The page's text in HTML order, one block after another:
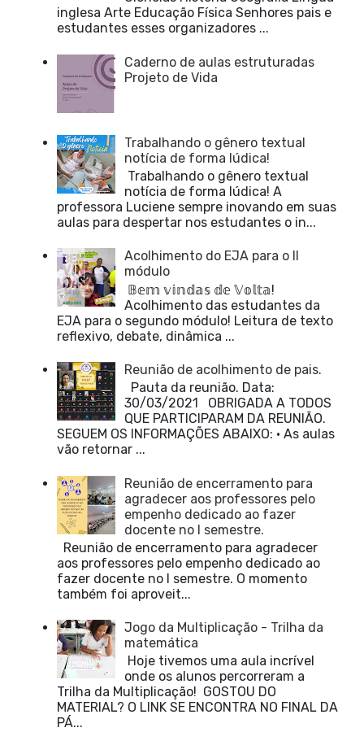
inglesa Arte Educação Física Senhores pais e
estudantes esses organizadores ...
Caderno de aulas estruturadas
Projeto de Vida
Trabalhando o gênero textual
notícia de forma lúdica!
Trabalhando o gênero textual
notícia de forma lúdica! A
professora Luciene sempre inovando em suas
aulas para despertar nos estudantes o in...
Acolhimento do EJA para o II
módulo
𝔹𝕖𝕞 𝕧𝕚𝕟𝕕𝕒𝕤 𝕕𝕖 𝕍𝕠𝕝𝕥𝕒!
Acolhimento das estudantes da
EJA para o segundo módulo! Leitura de texto
reflexivo, debate, dinâmica ...
Reunião de acolhimento de pais.
Pauta da reunião. Data:
30/03/2021 OBRIGADA A TODOS
QUE PARTICIPARAM DA REUNIÃO.
SEGUEM OS INFORMAÇÕES ABAIXO: • As aulas
vão retornar ...
Reunião de encerramento para
agradecer aos professores pelo
empenho dedicado ao fazer
docente no I semestre.
Reunião de encerramento para agradecer
aos professores pelo empenho dedicado ao
fazer docente no I semestre. O momento
também foi aproveit...
Jogo da Multiplicação - Trilha da
matemática
Hoje tivemos uma aula incrível
onde os alunos percorreram a
Trilha da Multiplicação! GOSTOU DO
MATERIAL? O LINK SE ENCONTRA NO FINAL DA
PÁ...